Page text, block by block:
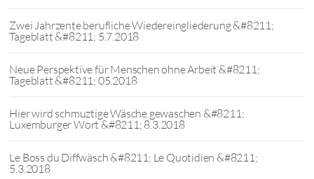
Zwei Jahrzente berufliche Wiedereingliederung &#8211;
Tageblatt &#8211; 5.7.2018
Neue Perspektive für Menschen ohne Arbeit &#8211;
Tageblatt &#8211; 05.2018
Hier wird schmuztige Wäsche gewaschen &#8211;
Luxemburger Wort &#8211; 8.3.2018
Le Boss du Diffwäsch &#8211; Le Quotidien &#8211;
5.3.2018